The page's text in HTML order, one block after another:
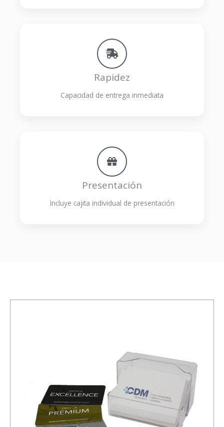
Rapidez
Capacidad de entrega inmediata
Presentación
Incluye cajita individual de presentación